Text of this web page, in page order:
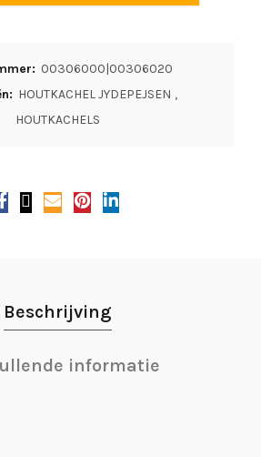
00306000|00306020
HOUTKACHEL JYDEPEJSEN ,
HOUTKACHELS
Beschrijving
informatie